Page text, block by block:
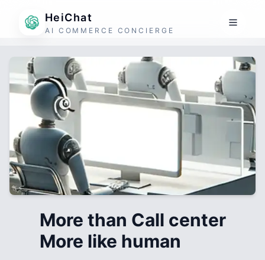
HeiChat
AI COMMERCE CONCIERGE
More than Call center
More like human